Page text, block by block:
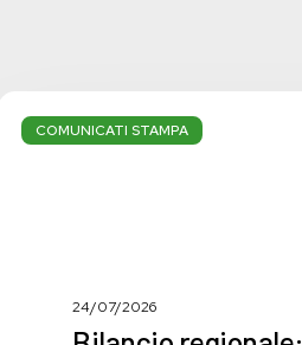
COMUNICATI STAMPA
regionale:
24/07/2026